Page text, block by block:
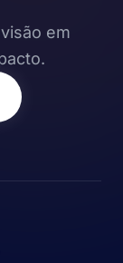
em